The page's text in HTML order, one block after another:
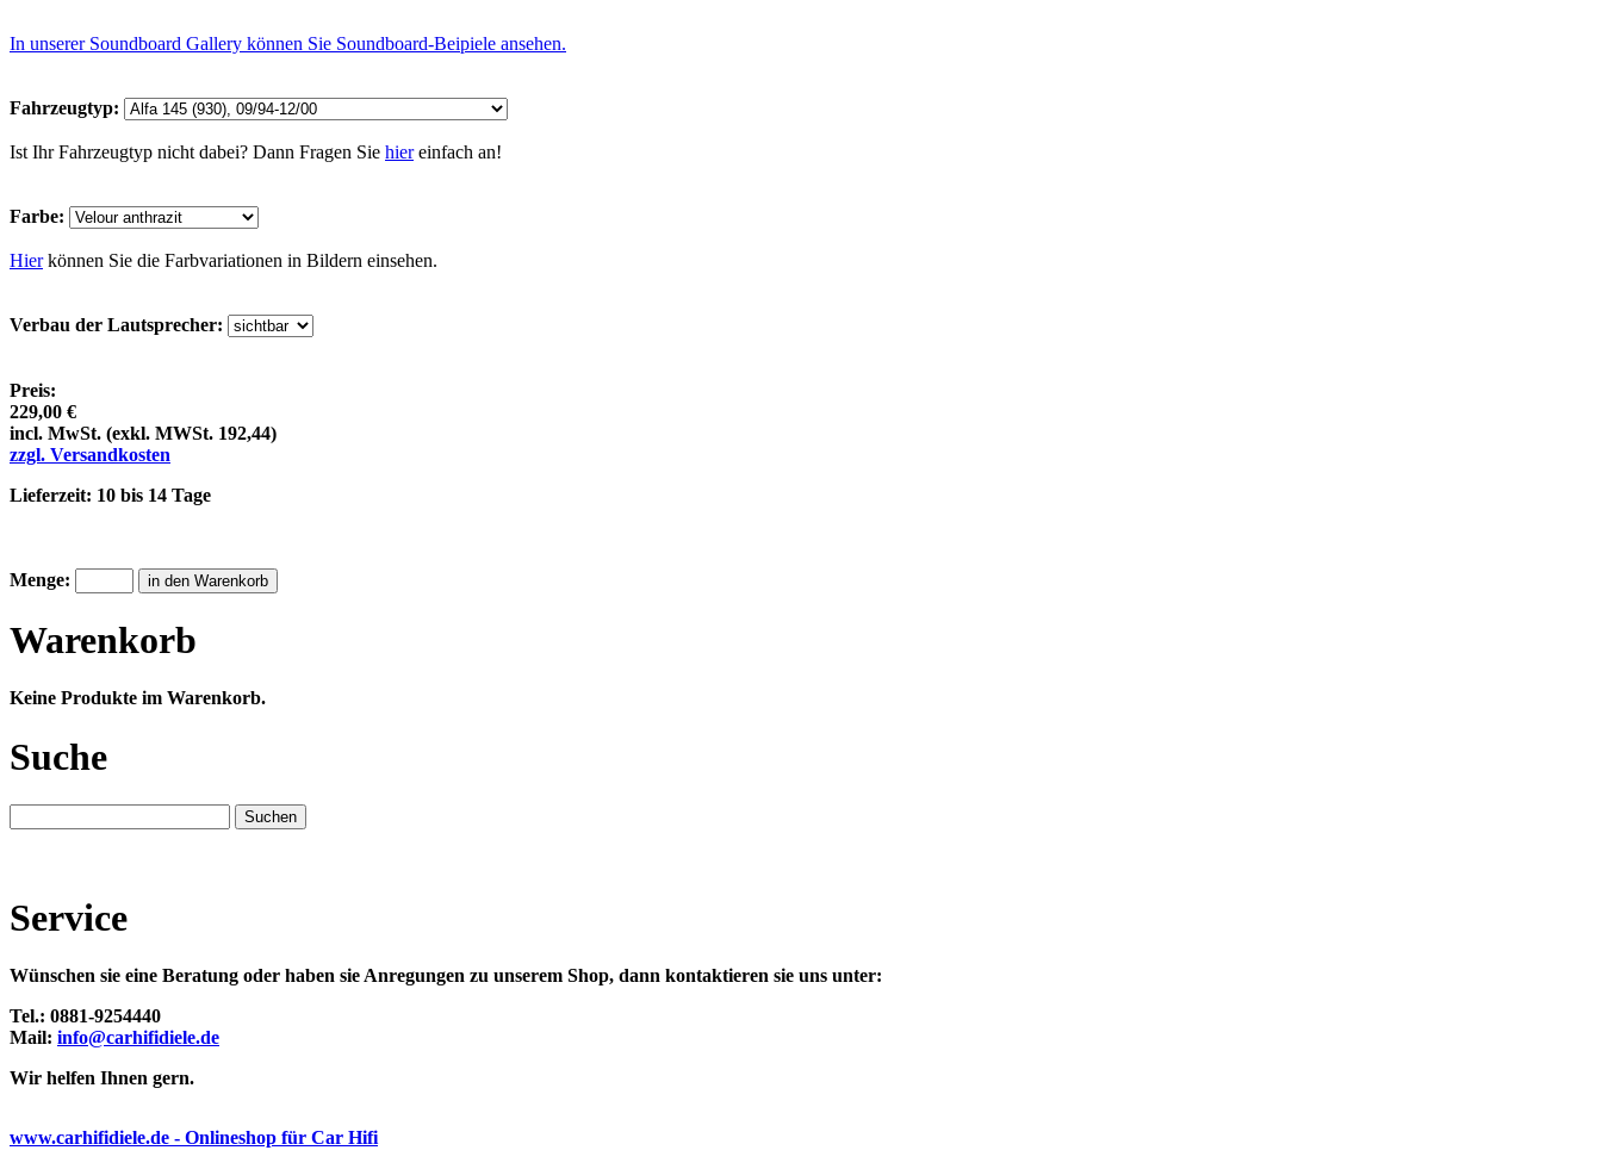
In unserer Soundboard Gallery können Sie Soundboard-Beipiele ansehen.
Fahrzeugtyp:
Ist Ihr Fahrzeugtyp nicht dabei? Dann Fragen Sie hiereinfach an!
Farbe:
Hierkönnen Sie die Farbvariationen in Bildern einsehen.
Verbau der Lautsprecher:
Preis:
229,00 €
incl. MwSt. (exkl. MWSt. 192,44)
zzgl. Versandkosten
Lieferzeit: 10 bis 14 Tage
Menge:
Warenkorb
Keine Produkte im Warenkorb.
Suche
Service
Wünschen sie eine Beratung oder haben sie Anregungen zu unserem Shop, dann kontaktieren sie uns unter:
Tel.: 0881-9254440
Mail: info@carhifidiele.de
Wir helfen Ihnen gern.
www.carhifidiele.de - Onlineshop für Car Hifi